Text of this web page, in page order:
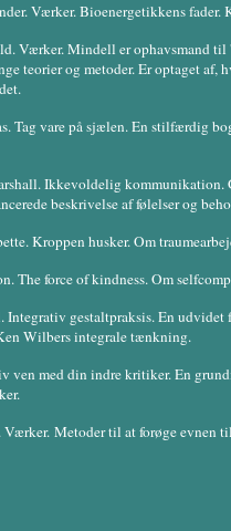
Værker. Bioenergetikkens fader.
Værker. Mindell er ophavsmand til
teorier og metoder. Er optaget af,
Tag vare på sjælen. En stilfærdig
Ikkevoldelig kommunikation.
beskrivelse af følelser og
Kroppen husker. Om
The force of kindness. Om
Integrativ gestaltpraksis. En udvidet
Wilbers integrale tænkning.
ven med din indre kritiker. En
Værker. Metoder til at forøge evnen